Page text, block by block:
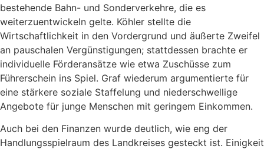
bestehende Bahn- und Sonderverkehre, die es
weiterzuentwickeln gelte. Köhler stellte die
Wirtschaftlichkeit in den Vordergrund und äußerte Zweifel
an pauschalen Vergünstigungen; stattdessen brachte er
individuelle Förderansätze wie etwa Zuschüsse zum
Führerschein ins Spiel. Graf wiederum argumentierte für
eine stärkere soziale Staffelung und niederschwellige
Angebote für junge Menschen mit geringem Einkommen.
Auch bei den Finanzen wurde deutlich, wie eng der
Handlungsspielraum des Landkreises gesteckt ist. Einigkeit